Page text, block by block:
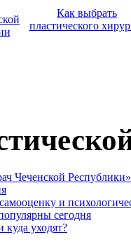
Как выбрать
пластического
Чеченской Республики»
и
сегодня
куда уходят?